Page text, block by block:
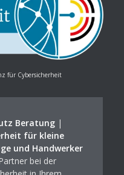
für Cybersicherheit
Beratung|
für kleine
und Handwerker
bei der